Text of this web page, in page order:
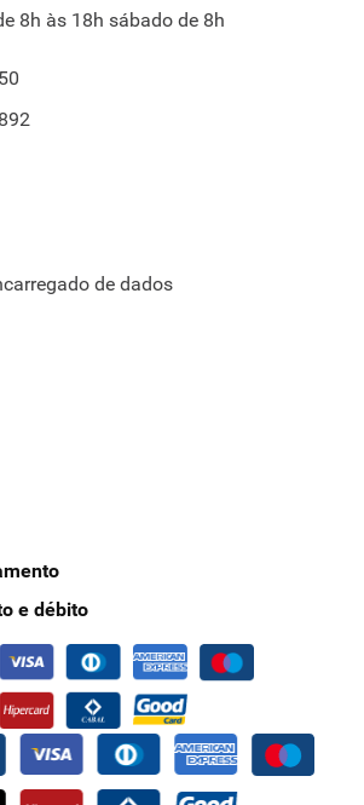
8h às 18h sábado de 8h
de dados
e débito